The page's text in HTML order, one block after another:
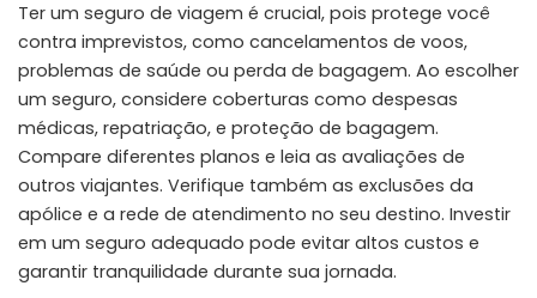
Ter um seguro de viagem é crucial, pois protege você
contra imprevistos, como cancelamentos de voos,
problemas de saúde ou perda de bagagem. Ao escolher
um seguro, considere coberturas como despesas
médicas, repatriação, e proteção de bagagem.
Compare diferentes planos e leia as avaliações de
outros viajantes. Verifique também as exclusões da
apólice e a rede de atendimento no seu destino. Investir
em um seguro adequado pode evitar altos custos e
garantir tranquilidade durante sua jornada.